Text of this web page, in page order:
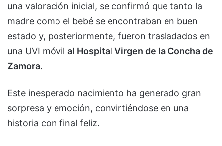
una valoración inicial, se confirmó que tanto la
madre como el bebé se encontraban en buen
estado y, posteriormente, fueron trasladados en
una UVI móvil al Hospital Virgen de la Concha de
Zamora.
Este inesperado nacimiento ha generado gran
sorpresa y emoción, convirtiéndose en una
historia con final feliz.